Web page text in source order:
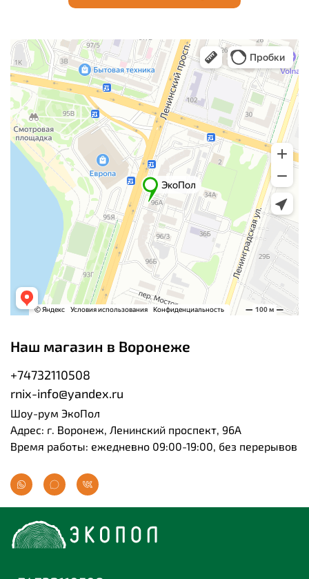
Наш магазин в Воронеже
+74732110508
rnix-info@yandex.ru
Шоу-рум ЭкоПол
Адрес: г. Воронеж, Ленинский проспект, 96А
Время работы: ежедневно 09:00-19:00, без перерывов